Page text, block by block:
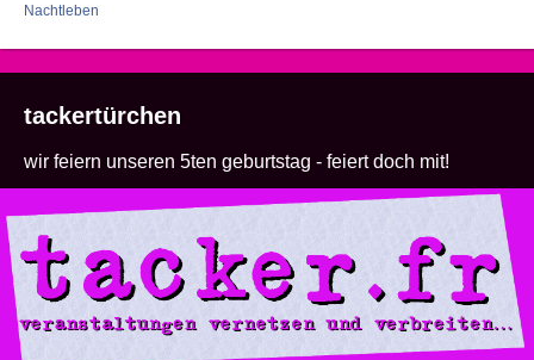
Nachtleben
tackertürchen
wir feiern unseren 5ten geburtstag - feiert doch mit!